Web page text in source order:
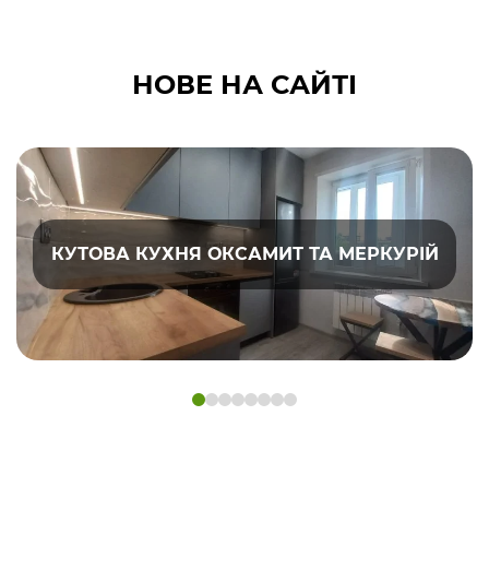
НОВЕ НА САЙТІ
КУТОВА КУХНЯ ОКСАМИТ ТА МЕРКУРІЙ